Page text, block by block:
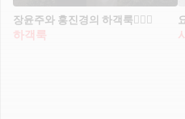
장윤주와 홍진경의 하객룩🤵🏻‍♀️
하객룩